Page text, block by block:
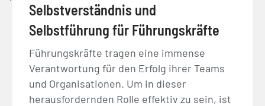
Selbstverständnis und
Selbstführung für Führungskräfte
Führungskräfte tragen eine immense
Verantwortung für den Erfolg ihrer Teams
und Organisationen. Um in dieser
herausfordernden Rolle effektiv zu sein, ist